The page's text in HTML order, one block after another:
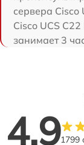
сервера Cisco
Cisco UCS
занимает 3
4.91799